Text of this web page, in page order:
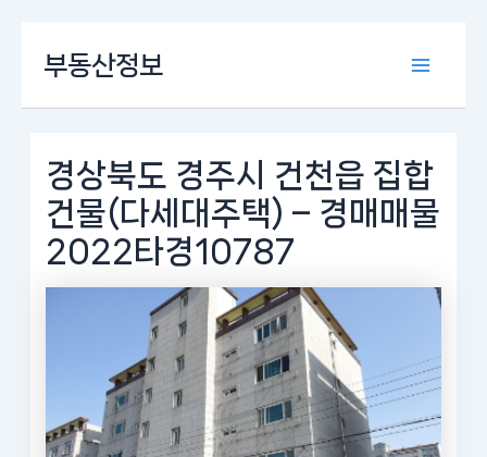
로
부동산정보
경상북도 경주시 건천읍 집합
건물(다세대주택) – 경매매물
2022타경10787